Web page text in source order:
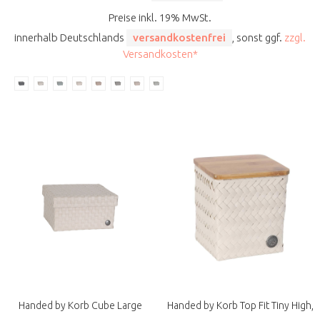
Preise inkl. 19% MwSt.
innerhalb Deutschlands
versandkostenfrei , sonst ggf. zzgl.
Versandkosten*
Handed by Korb Cube Large
Handed by Korb Top Fit Tiny High,